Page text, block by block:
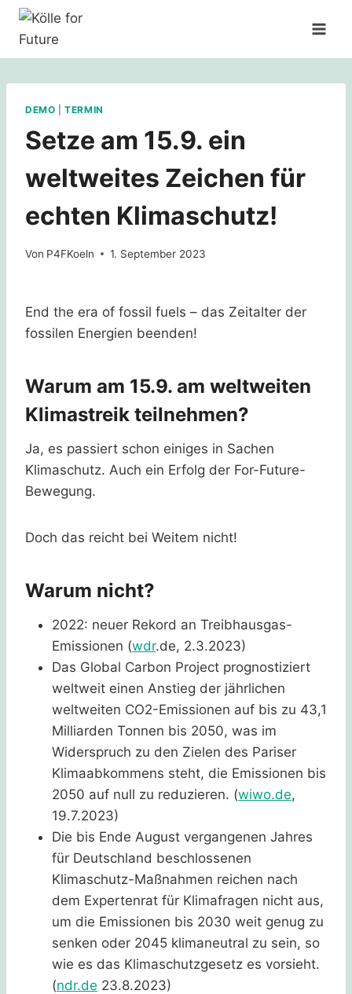
Zum
Inhalt
DEMO |TERMIN
Setze am 15.9. ein
weltweites Zeichen für
echten Klimaschutz!
Von P4FKoeln 1. September 2023
End the era of fossil fuels – das Zeitalter der
fossilen Energien beenden!
Warum am 15.9. am weltweiten
Klimastreik teilnehmen?
Ja, es passiert schon einiges in Sachen
Klimaschutz. Auch ein Erfolg der For-Future-
Bewegung.
Doch das reicht bei Weitem nicht!
Warum nicht?
2022: neuer Rekord an Treibhausgas-
Emissionen (wdr.de, 2.3.2023)
Das Global Carbon Project prognostiziert
weltweit einen Anstieg der jährlichen
weltweiten CO2-Emissionen auf bis zu 43,1
Milliarden Tonnen bis 2050, was im
Widerspruch zu den Zielen des Pariser
Klimaabkommens steht, die Emissionen bis
2050 auf null zu reduzieren. (wiwo.de,
19.7.2023)
Die bis Ende August vergangenen Jahres
für Deutschland beschlossenen
Klimaschutz-Maßnahmen reichen nach
dem Expertenrat für Klimafragen nicht aus,
um die Emissionen bis 2030 weit genug zu
senken oder 2045 klimaneutral zu sein, so
wie es das Klimaschutzgesetz es vorsieht.
(ndr.de 23.8.2023)